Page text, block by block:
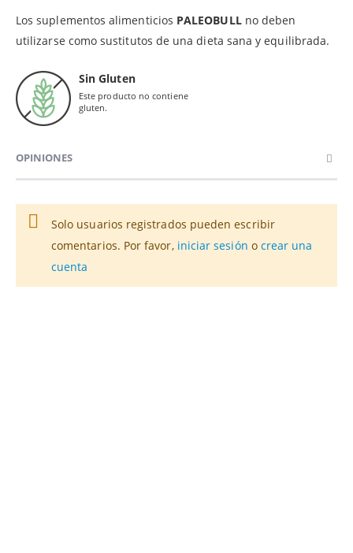
Los suplementos alimenticios PALEOBULL no deben
utilizarse como sustitutos de una dieta sana y equilibrada.
Sin Gluten
Este producto no contiene
gluten.
OPINIONES
Solo usuarios registrados pueden escribir
comentarios. Por favor, iniciar sesión o crear una
cuenta